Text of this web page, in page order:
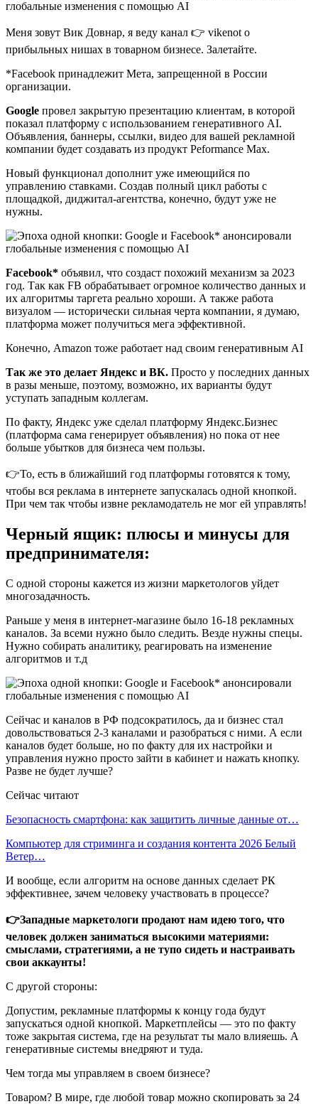
Меня зовут Вик Довнар, я веду канал 👉 vikenot о
прибыльных нишах в товарном бизнесе. Залетайте.
*Facebook принадлежит Мета, запрещенной в России
организации.
Google провел закрытую презентацию клиентам, в которой
показал платформу с использованием генеративного AI.
Объявления, баннеры, ссылки, видео для вашей рекламной
компании будет создавать из продукт Peformance Max.
Новый функционал дополнит уже имеющийся по
управлению ставками. Создав полный цикл работы с
площадкой, диджитал-агентства, конечно, будут уже не
нужны.
Facebook* объявил, что создаст похожий механизм за 2023
год. Так как FB обрабатывает огромное количество данных и
их алгоритмы таргета реально хороши. А также работа
визуалом — исторически сильная черта компании, я думаю,
платформа может получиться мега эффективной.
Конечно, Amazon тоже работает над своим генеративным AI
Так же это делает Яндекс и ВК. Просто у последних данных
в разы меньше, поэтому, возможно, их варианты будут
уступать западным коллегам.
По факту, Яндекс уже сделал платформу Яндекс.Бизнес
(платформа сама генерирует объявления) но пока от нее
больше убытков для бизнеса чем пользы.
👉То, есть в ближайший год платформы готовятся к тому,
чтобы вся реклама в интернете запускалась одной кнопкой.
При чем так чтобы извне рекламодатель не мог ей управлять!
Черный ящик: плюсы и минусы для
предпринимателя:
С одной стороны кажется из жизни маркетологов уйдет
многозадачность.
Раньше у меня в интернет-магазине было 16-18 рекламных
каналов. За всеми нужно было следить. Везде нужны спецы.
Нужно собирать аналитику, реагировать на изменение
алгоритмов и т.д
Сейчас и каналов в РФ подсократилось, да и бизнес стал
довольствоваться 2-3 каналами и разобраться с ними. А если
каналов будет больше, но по факту для их настройки и
управления нужно просто зайти в кабинет и нажать кнопку.
Разве не будет лучше?
Сейчас читают
Безопасность смартфона: как защитить личные данные от…
Компьютер для стриминга и создания контента 2026 Белый
Ветер…
И вообще, если алгоритм на основе данных сделает РК
эффективнее, зачем человеку участвовать в процессе?
👉Западные маркетологи продают нам идею того, что
человек должен заниматься высокими материями:
смыслами, стратегиями, а не тупо сидеть и настраивать
свои аккаунты!
С другой стороны:
Допустим, рекламные платформы к концу года будут
запускаться одной кнопкой. Маркетплейсы — это по факту
тоже закрытая система, где на результат ты мало влияешь. А
генеративные системы внедряют и туда.
Чем тогда мы управляем в своем бизнесе?
Товаром? В мире, где любой товар можно скопировать за 24